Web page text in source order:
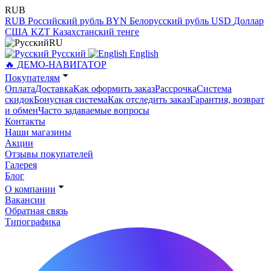
RUB
RUB Российский рубль BYN Белорусский рубль USD Доллар
США KZT Казахстанский тенге
RU
Русский
English
🔥 ДЕМО-НАВИГАТОР
Покупателям
ОплатаДоставкаКак оформить заказРассрочкаСистема
скидокБонусная системаКак отследить заказГарантия, возврат
и обменЧасто задаваемые вопросы
Контакты
Наши магазины
Акции
Отзывы покупателей
Галерея
Блог
О компании
Вакансии
Обратная связь
Типографика